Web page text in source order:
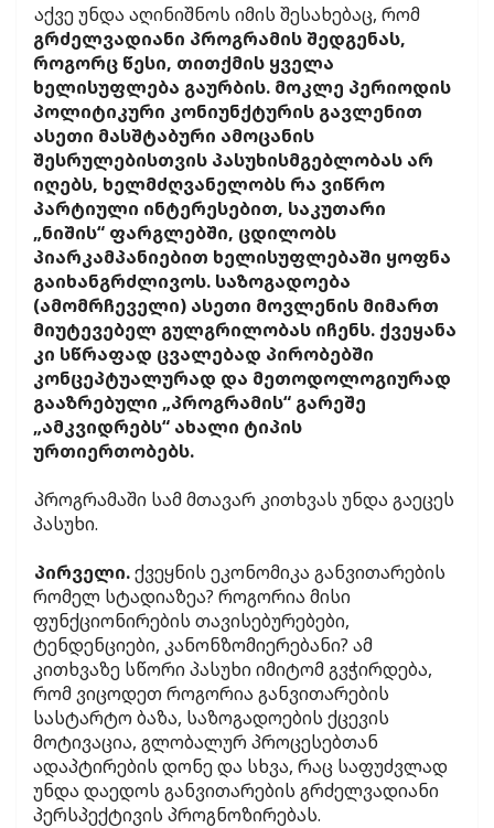
აქვე უნდა აღინიშნოს იმის შესახებაც, რომ
გრძელვადიანი პროგრამის შედგენას,
როგორც წესი, თითქმის ყველა
ხელისუფლება გაურბის. მოკლე პერიოდის
პოლიტიკური კონიუნქტურის გავლენით
ასეთი მასშტაბური ამოცანის
შესრულებისთვის პასუხისმგებლობას არ
იღებს, ხელმძღვანელობს რა ვიწრო
პარტიული ინტერესებით, საკუთარი
„ნიშის“ ფარგლებში, ცდილობს
პიარკამპანიებით ხელისუფლებაში ყოფნა
გაიხანგრძლივოს. საზოგადოება
(ამომრჩეველი) ასეთი მოვლენის მიმართ
მიუტევებელ გულგრილობას იჩენს. ქვეყანა
კი სწრაფად ცვალებად პირობებში
კონცეპტუალურად და მეთოდოლოგიურად
გააზრებული „პროგრამის“ გარეშე
„ამკვიდრებს“ ახალი ტიპის
ურთიერთობებს.
პროგრამაში სამ მთავარ კითხვას უნდა გაეცეს
პასუხი.
პირველი.ქვეყნის ეკონომიკა განვითარების
რომელ სტადიაზეა? როგორია მისი
ფუნქციონირების თავისებურებები,
ტენდენციები, კანონზომიერებანი? ამ
კითხვაზე სწორი პასუხი იმიტომ გვჭირდება,
რომ ვიცოდეთ როგორია განვითარების
სასტარტო ბაზა, საზოგადოების ქცევის
მოტივაცია, გლობალურ პროცესებთან
ადაპტირების დონე და სხვა, რაც საფუძვლად
უნდა დაედოს განვითარების გრძელვადიანი
პერსპექტივის პროგნოზირებას.